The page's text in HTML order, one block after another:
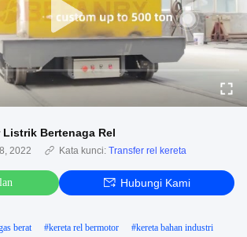
Bertenaga Rel
2022 Kata kunci: Transfer rel kereta
Hubungi Kami
berat #kereta rel bermotor #kereta bahan industri